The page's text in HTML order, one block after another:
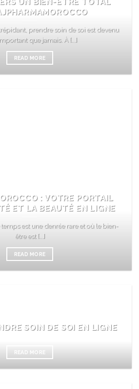
prendre soin de soi est devenu
que jamais. À [...]
READ MORE
: VOTRE PORTAIL
ET LA BEAUTÉ EN LIGNE
est une denrée rare et où le bien-
être est [...]
READ MORE
SOIN DE SOI EN LIGNE
READ MORE